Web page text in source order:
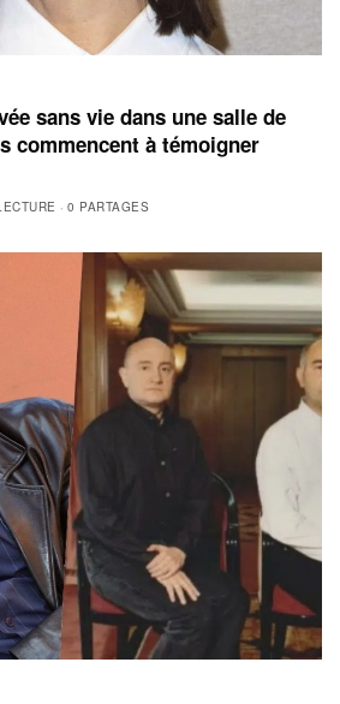
sans vie dans une salle de
commencent à témoigner
0 PARTAGES